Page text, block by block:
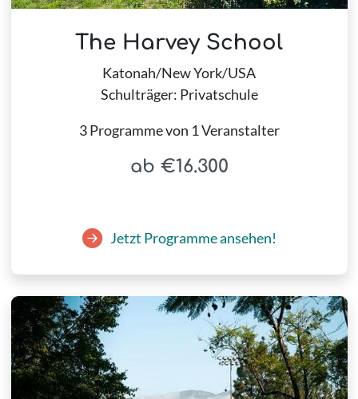
The Harvey School
Katonah/New York/USA
Schulträger: Privatschule
3 Programme von 1 Veranstalter
ab €16.300
Jetzt Programme ansehen!